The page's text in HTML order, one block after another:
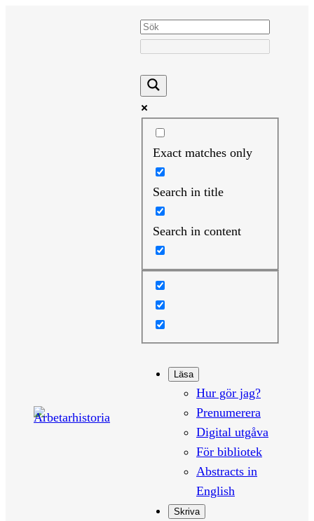
Exact matches only
Search in title
Search in content
Läsa
Hur gör jag?
Prenumerera
Digital utgåva
För bibliotek
Abstracts in
English
Skriva